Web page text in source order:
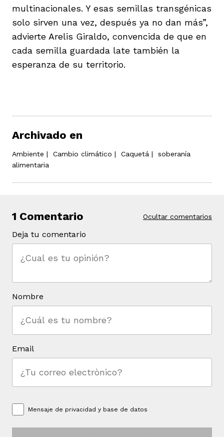
multinacionales. Y esas semillas transgénicas
solo sirven una vez, después ya no dan más”,
advierte Arelis Giraldo, convencida de que en
cada semilla guardada late también la
esperanza de su territorio.
Archivado en
Ambiente | Cambio climático | Caquetá | soberanía
alimentaria
1 Comentario Ocultar comentarios
Deja tu comentario
Nombre
Email
Mensaje de privacidad y base de datos